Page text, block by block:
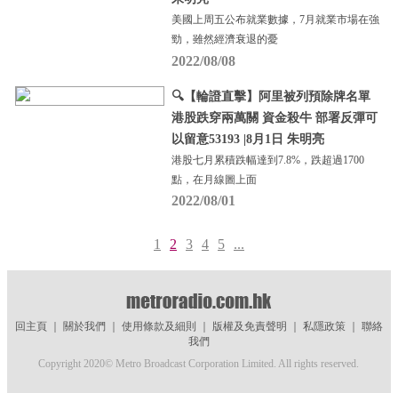
美國上周五公布就業數據，7月就業市場在強
勁，雖然經濟衰退的憂
2022/08/08
🔍【輪證直擊】阿里被列預除牌名單
港股跌穿兩萬關 資金殺牛 部署反彈可
以留意53193 |8月1日 朱明亮
港股七月累積跌幅達到7.8%，跌超過1700
點，在月線圖上面
2022/08/01
1 2 3 4 5 ...
回主頁｜ 關於我們 使用條款及細則 版權及免責聲明 私隱政策｜ 聯絡
我們
Copyright 2020© Metro Broadcast Corporation Limited. All rights reserved.